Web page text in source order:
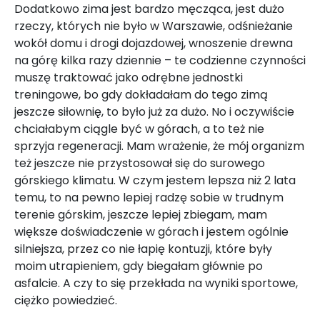
Dodatkowo zima jest bardzo męcząca, jest dużo
rzeczy, których nie było w Warszawie, odśnieżanie
wokół domu i drogi dojazdowej, wnoszenie drewna
na górę kilka razy dziennie – te codzienne czynności
muszę traktować jako odrębne jednostki
treningowe, bo gdy dokładałam do tego zimą
jeszcze siłownię, to było już za dużo. No i oczywiście
chciałabym ciągle być w górach, a to też nie
sprzyja regeneracji. Mam wrażenie, że mój organizm
też jeszcze nie przystosował się do surowego
górskiego klimatu. W czym jestem lepsza niż 2 lata
temu, to na pewno lepiej radzę sobie w trudnym
terenie górskim, jeszcze lepiej zbiegam, mam
większe doświadczenie w górach i jestem ogólnie
silniejsza, przez co nie łapię kontuzji, które były
moim utrapieniem, gdy biegałam głównie po
asfalcie. A czy to się przekłada na wyniki sportowe,
ciężko powiedzieć.